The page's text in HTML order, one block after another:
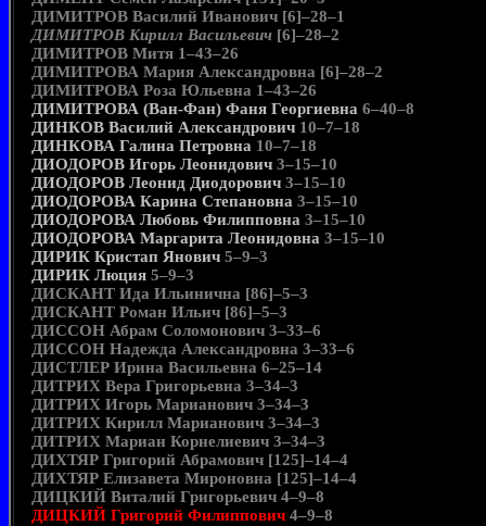
ДИМИТРОВ Василий Иванович [6]–28–1
ДИМИТРОВ Кирилл Васильевич [6]–28–2
ДИМИТРОВ Митя 1–43–26
ДИМИТРОВА Мария Александровна [6]–28–2
ДИМИТРОВА Роза Юльевна 1–43–26
ДИМИТРОВА (Ван-Фан) Фаня Георгиевна 6–40–8
ДИНКОВ Василий Александрович 10–7–18
ДИНКОВА Галина Петровна 10–7–18
ДИОДОРОВ Игорь Леонидович 3–15–10
ДИОДОРОВ Леонид Диодорович 3–15–10
ДИОДОРОВА Карина Степановна 3–15–10
ДИОДОРОВА Любовь Филипповна 3–15–10
ДИОДОРОВА Маргарита Леонидовна 3–15–10
ДИРИК Кристап Янович 5–9–3
ДИРИК Люция 5–9–3
ДИСКАНТ Ида Ильинична [86]–5–3
ДИСКАНТ Роман Ильич [86]–5–3
ДИССОН Абрам Соломонович 3–33–6
ДИССОН Надежда Александровна 3–33–6
ДИСТЛЕР Ирина Васильевна 6–25–14
ДИТРИХ Вера Григорьевна 3–34–3
ДИТРИХ Игорь Марианович 3–34–3
ДИТРИХ Кирилл Марианович 3–34–3
ДИТРИХ Мариан Корнелиевич 3–34–3
ДИХТЯР Григорий Абрамович [125]–14–4
ДИХТЯР Елизавета Мироновна [125]–14–4
ДИЦКИЙ Виталий Григорьевич 4–9–8
ДИЦКИЙ Григорий Филиппович 4–9–8